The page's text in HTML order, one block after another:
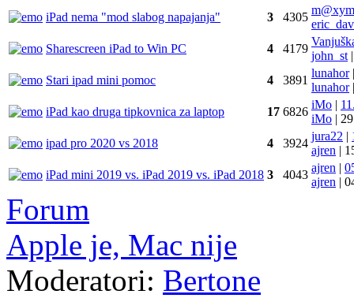
iPad nema "mod slabog napajanja"
3 4305
m@xym
Sharescreen iPad to Win PC
4 4179
john_st |
Stari ipad mini pomoc
4 3891
lunahor |
lunahor |
iPad kao druga tipkovnica za laptop
17 6826
iMo |
iMo |
ipad pro 2020 vs 2018
4 3924
jura22 |
ajren |
iPad mini 2019 vs. iPad 2019 vs. iPad 2018 3 4043
ajren |
ajren |
Forum
Apple je, Mac nije
Moderatori: Bertone